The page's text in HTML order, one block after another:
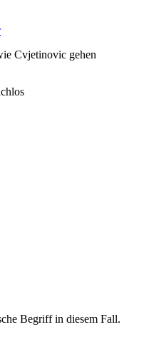
Cvjetinovic gehen
Begriff in diesem Fall.